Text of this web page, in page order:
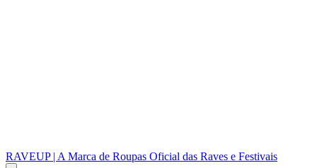
RAVEUP | A Marca de Roupas Oficial das Raves e Festivais